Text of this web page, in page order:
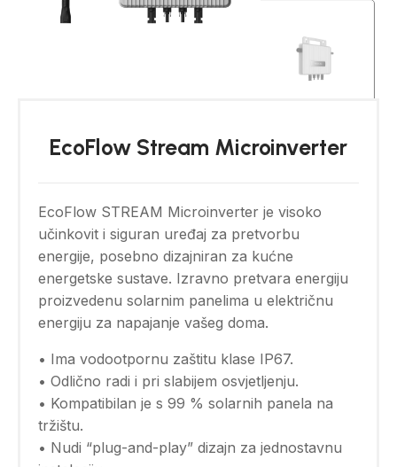
EcoFlow Stream Microinverter
EcoFlow STREAM Microinverter je visoko
učinkovit i siguran uređaj za pretvorbu
energije, posebno dizajniran za kućne
energetske sustave. Izravno pretvara energiju
proizvedenu solarnim panelima u električnu
energiju za napajanje vašeg doma.
• Ima vodootpornu zaštitu klase IP67.
• Odlično radi i pri slabijem osvjetljenju.
• Kompatibilan je s 99 % solarnih panela na
tržištu.
• Nudi “plug-and-play” dizajn za jednostavnu